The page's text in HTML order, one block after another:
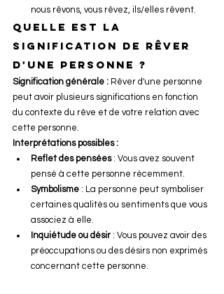
nous rêvons, vous rêvez, ils/elles rêvent.
Quelle est la
signification de rêver
d'une personne ?
Signification générale : Rêver d'une personne
peut avoir plusieurs significations en fonction
du contexte du rêve et de votre relation avec
cette personne.
Interprétations possibles :
Reflet des pensées : Vous avez souvent
pensé à cette personne récemment.
Symbolisme : La personne peut symboliser
certaines qualités ou sentiments que vous
associez à elle.
Inquiétude ou désir : Vous pouvez avoir des
préoccupations ou des désirs non exprimés
concernant cette personne.